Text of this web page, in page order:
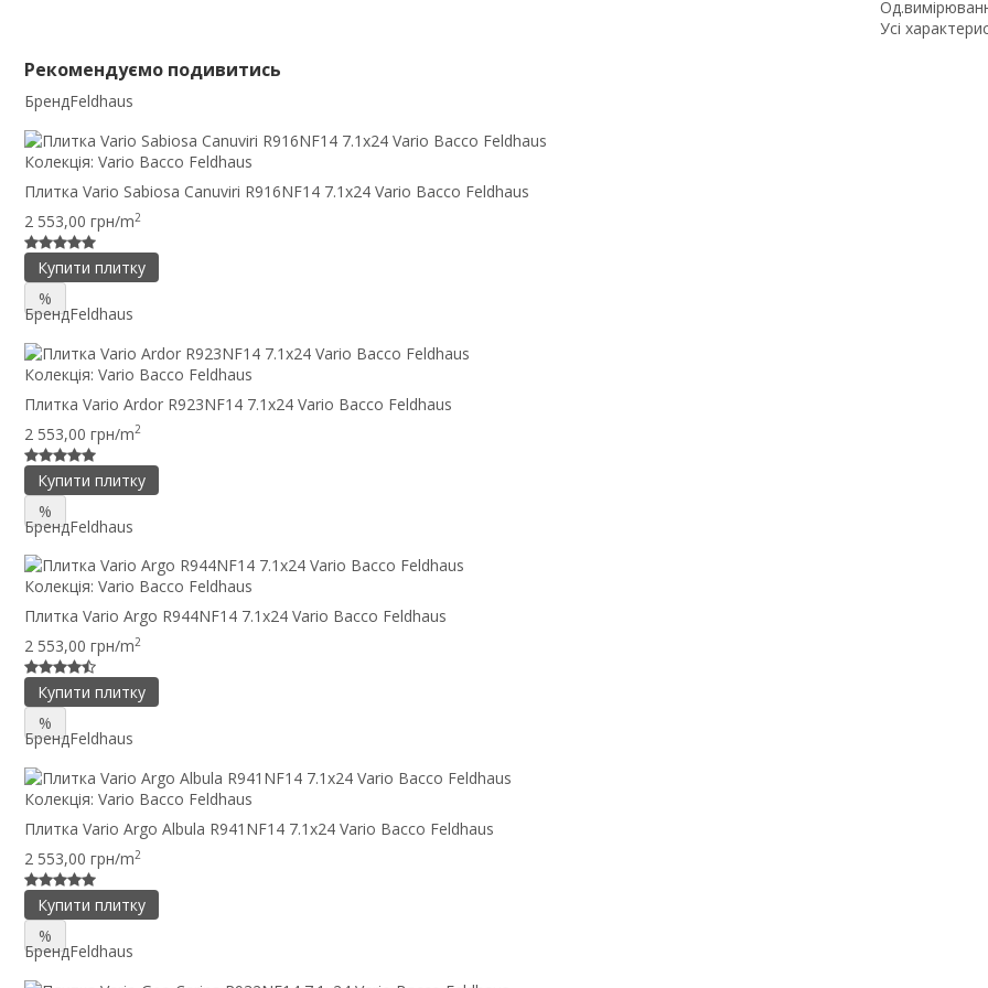
Усі
Рекомендуємо подивитись
БрендFeldhaus
Колекція: Vario Bacco Feldhaus
Плитка Vario Sabiosa Canuviri R916NF14 7.1x24 Vario Bacco Feldhaus
2 553,00 грн/m2
Купити плитку
%
БрендFeldhaus
Колекція: Vario Bacco Feldhaus
Плитка Vario Ardor R923NF14 7.1x24 Vario Bacco Feldhaus
2 553,00 грн/m2
Купити плитку
%
БрендFeldhaus
Колекція: Vario Bacco Feldhaus
Плитка Vario Argo R944NF14 7.1x24 Vario Bacco Feldhaus
2 553,00 грн/m2
Купити плитку
%
БрендFeldhaus
Колекція: Vario Bacco Feldhaus
Плитка Vario Argo Albula R941NF14 7.1x24 Vario Bacco Feldhaus
2 553,00 грн/m2
Купити плитку
%
БрендFeldhaus